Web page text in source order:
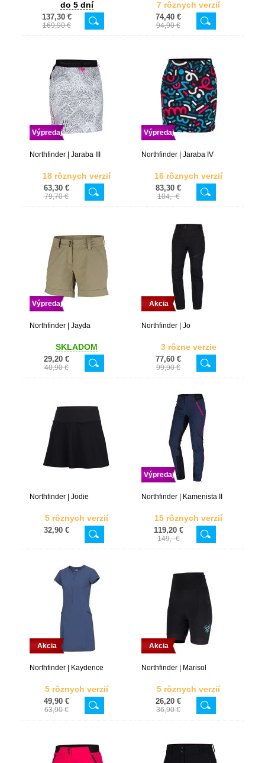
do 5 dní
137,30 €
169,90 €
7 rôznych verzií
74,40 €
94,90 €
Výpredaj
Northfinder | Jaraba III
18 rôznych verzií
63,30 €
79,70 €
Výpredaj
Northfinder | Jaraba IV
16 rôznych verzií
83,30 €
104,- €
Výpredaj
Northfinder | Jayda
SKLADOM
29,20 €
40,90 €
Akcia
Northfinder | Jo
3 rôzne verzie
77,60 €
99,90 €
Northfinder | Jodie
5 rôznych verzií
32,90 €
Výpredaj
Northfinder | Kamenista II
15 rôznych verzií
119,20 €
149,- €
Akcia
Northfinder | Kaydence
5 rôznych verzií
49,90 €
63,90 €
Akcia
Northfinder | Marisol
5 rôznych verzií
26,20 €
36,90 €